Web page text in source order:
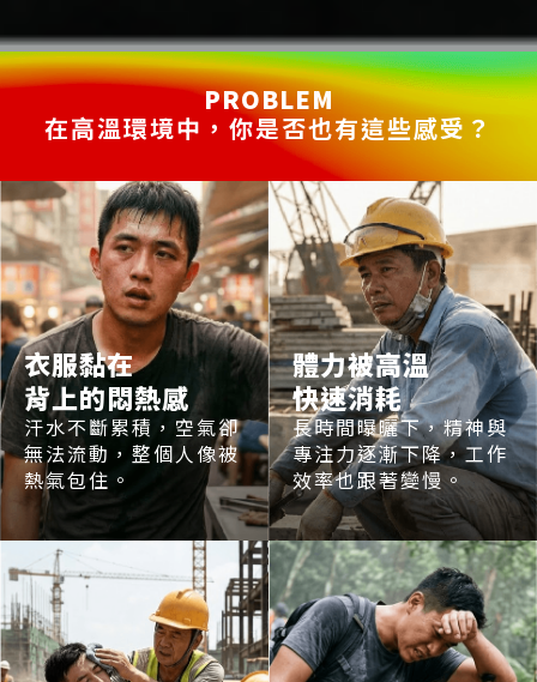
PROBLEM
在高溫環境中，你是否也有這些感受？
衣服黏在
背上的悶熱感
汗水不斷累積，空氣卻
無法流動，整個人像被
熱氣包住。
體力被高溫
快速消耗
長時間曝曬下，精神與
專注力逐漸下降，工作
效率也跟著變慢。